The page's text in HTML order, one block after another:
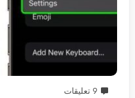
9 تعليقات